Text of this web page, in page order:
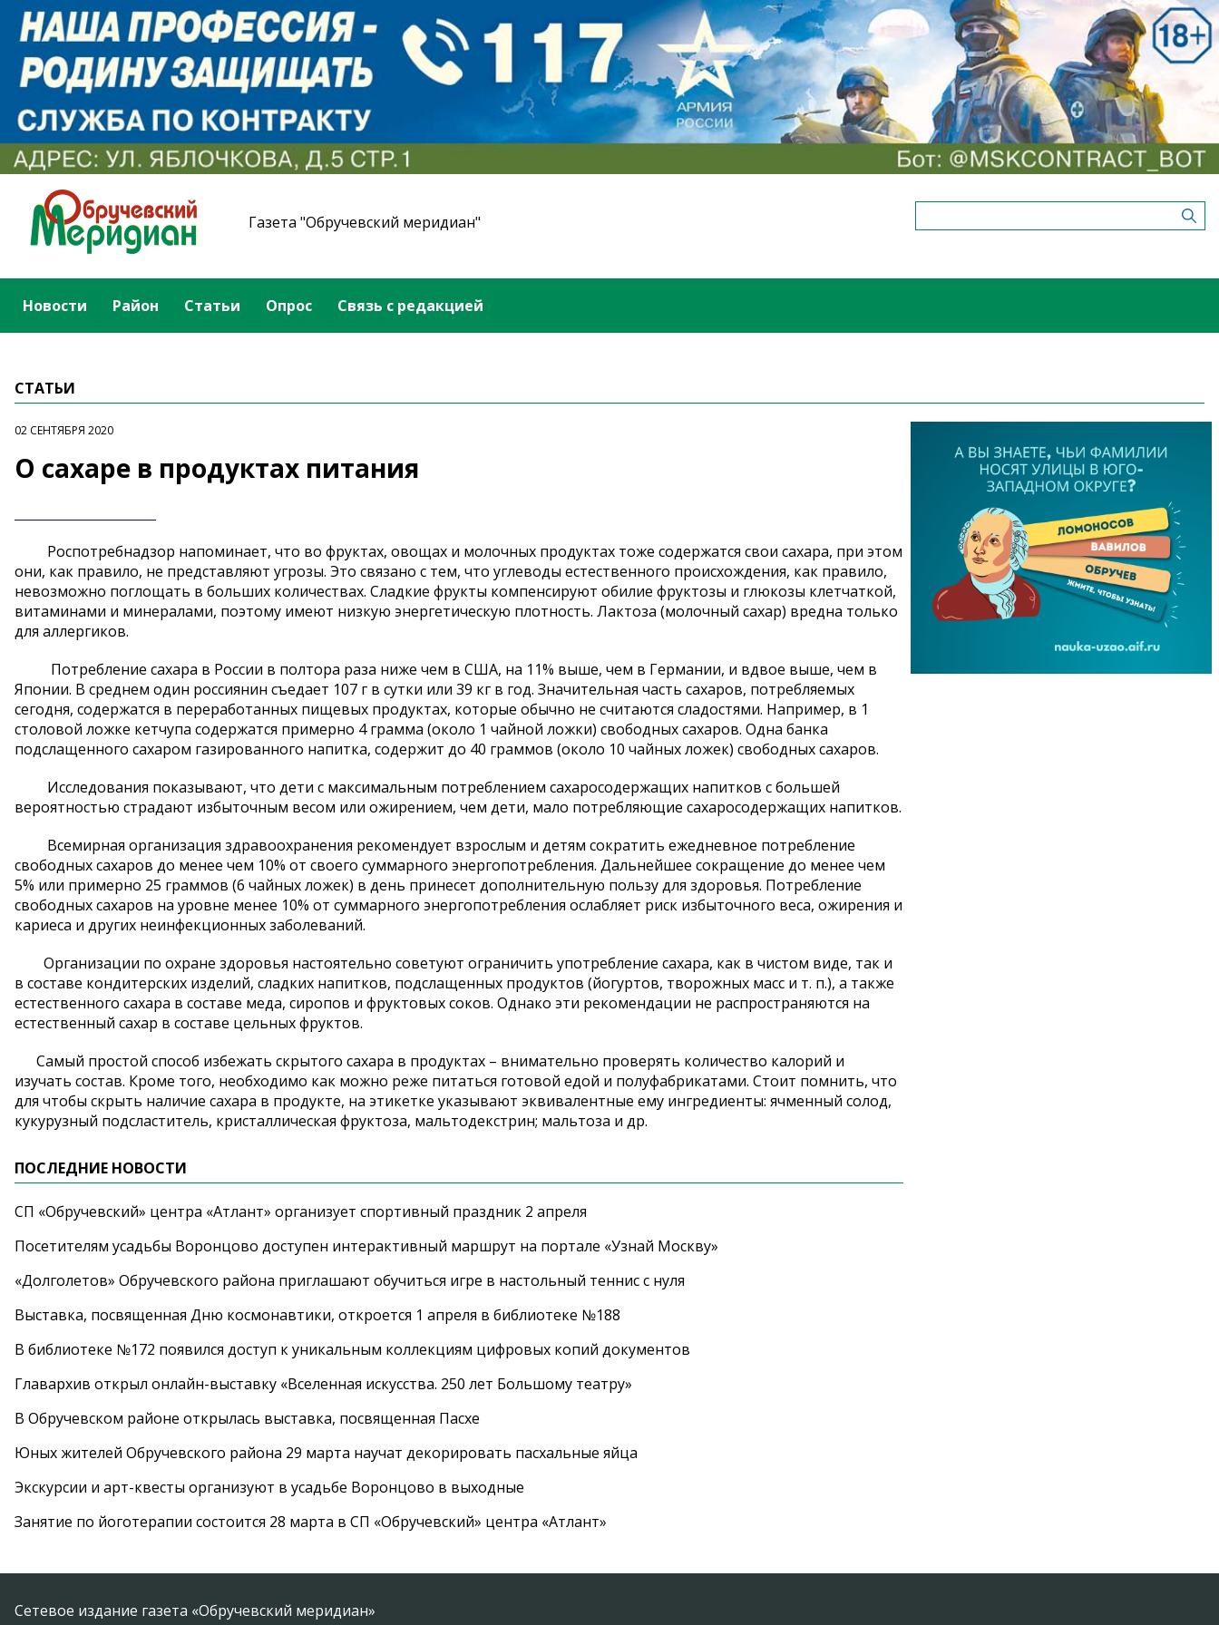
Газета "Обручевский меридиан"
Новости Район Статьи Опрос Связь с редакцией
СТАТЬИ
02 СЕНТЯБРЯ 2020
О сахаре в продуктах питания
Роспотребнадзор напоминает, что во фруктах, овощах и молочных продуктах тоже содержатся свои сахара, при этом
они, как правило, не представляют угрозы. Это связано с тем, что углеводы естественного происхождения, как правило,
невозможно поглощать в больших количествах. Сладкие фрукты компенсируют обилие фруктозы и глюкозы клетчаткой,
витаминами и минералами, поэтому имеют низкую энергетическую плотность. Лактоза (молочный сахар) вредна только
для аллергиков.
Потребление сахара в России в полтора раза ниже чем в США, на 11% выше, чем в Германии, и вдвое выше, чем в
Японии. В среднем один россиянин съедает 107 г в сутки или 39 кг в год. Значительная часть сахаров, потребляемых
сегодня, содержатся в переработанных пищевых продуктах, которые обычно не считаются сладостями. Например, в 1
столовой ложке кетчупа содержатся примерно 4 грамма (около 1 чайной ложки) свободных сахаров. Одна банка
подслащенного сахаром газированного напитка, содержит до 40 граммов (около 10 чайных ложек) свободных сахаров.
Исследования показывают, что дети с максимальным потреблением сахаросодержащих напитков с большей
вероятностью страдают избыточным весом или ожирением, чем дети, мало потребляющие сахаросодержащих напитков.
Всемирная организация здравоохранения рекомендует взрослым и детям сократить ежедневное потребление
свободных сахаров до менее чем 10% от своего суммарного энергопотребления. Дальнейшее сокращение до менее чем
5% или примерно 25 граммов (6 чайных ложек) в день принесет дополнительную пользу для здоровья. Потребление
свободных сахаров на уровне менее 10% от суммарного энергопотребления ослабляет риск избыточного веса, ожирения и
кариеса и других неинфекционных заболеваний.
Организации по охране здоровья настоятельно советуют ограничить употребление сахара, как в чистом виде, так и
в составе кондитерских изделий, сладких напитков, подслащенных продуктов (йогуртов, творожных масс и т. п.), а также
естественного сахара в составе меда, сиропов и фруктовых соков. Однако эти рекомендации не распространяются на
естественный сахар в составе цельных фруктов.
Самый простой способ избежать скрытого сахара в продуктах – внимательно проверять количество калорий и
изучать состав. Кроме того, необходимо как можно реже питаться готовой едой и полуфабрикатами. Стоит помнить, что
для чтобы скрыть наличие сахара в продукте, на этикетке указывают эквивалентные ему ингредиенты: ячменный солод,
кукурузный подсластитель, кристаллическая фруктоза, мальтодекстрин; мальтоза и др.
ПОСЛЕДНИЕ НОВОСТИ
СП «Обручевский» центра «Атлант» организует спортивный праздник 2 апреля
Посетителям усадьбы Воронцово доступен интерактивный маршрут на портале «Узнай Москву»
«Долголетов» Обручевского района приглашают обучиться игре в настольный теннис с нуля
Выставка, посвященная Дню космонавтики, откроется 1 апреля в библиотеке №188
В библиотеке №172 появился доступ к уникальным коллекциям цифровых копий документов
Главархив открыл онлайн-выставку «Вселенная искусства. 250 лет Большому театру»
В Обручевском районе открылась выставка, посвященная Пасхе
Юных жителей Обручевского района 29 марта научат декорировать пасхальные яйца
Экскурсии и арт-квесты организуют в усадьбе Воронцово в выходные
Занятие по йоготерапии состоится 28 марта в СП «Обручевский» центра «Атлант»
Сетевое издание газета «Обручевский меридиан»